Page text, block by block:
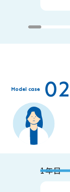
Model case 02
1年目